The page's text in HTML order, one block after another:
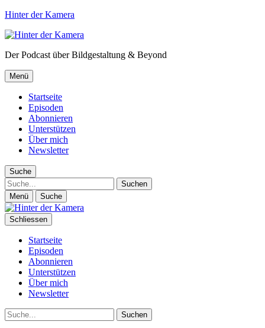
Hinter der Kamera
Der Podcast über Bildgestaltung & Beyond
Menü
Startseite
Episoden
Abonnieren
Unterstützen
Über mich
Newsletter
Suche
Suche
Menü Suche
Schliessen
Startseite
Episoden
Abonnieren
Unterstützen
Über mich
Newsletter
Suche